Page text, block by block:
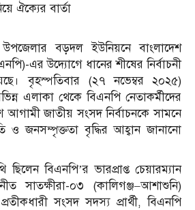
ঐক্যের বার্তা
উপজেলার বড়দল ইউনিয়নে বাংলাদেশ
এর উদ্যোগে ধানের শীষের নির্বাচনী
বৃহস্পতিবার (২৭ নভেম্বর ২০২৫)
এলাকা থেকে বিএনপি নেতাকর্মীদের
আগামী জাতীয় সংসদ নির্বাচনকে সামনে
ও জনসম্পৃক্ততা বৃদ্ধির আহ্বান জানানো
ছিলেন বিএনপি’র ভারপ্রাপ্ত চেয়ারম্যান
সাতক্ষীরা-০৩ (কালিগঞ্জ–আশাশুনি)
সংসদ সদস্য প্রার্থী, বিএনপি